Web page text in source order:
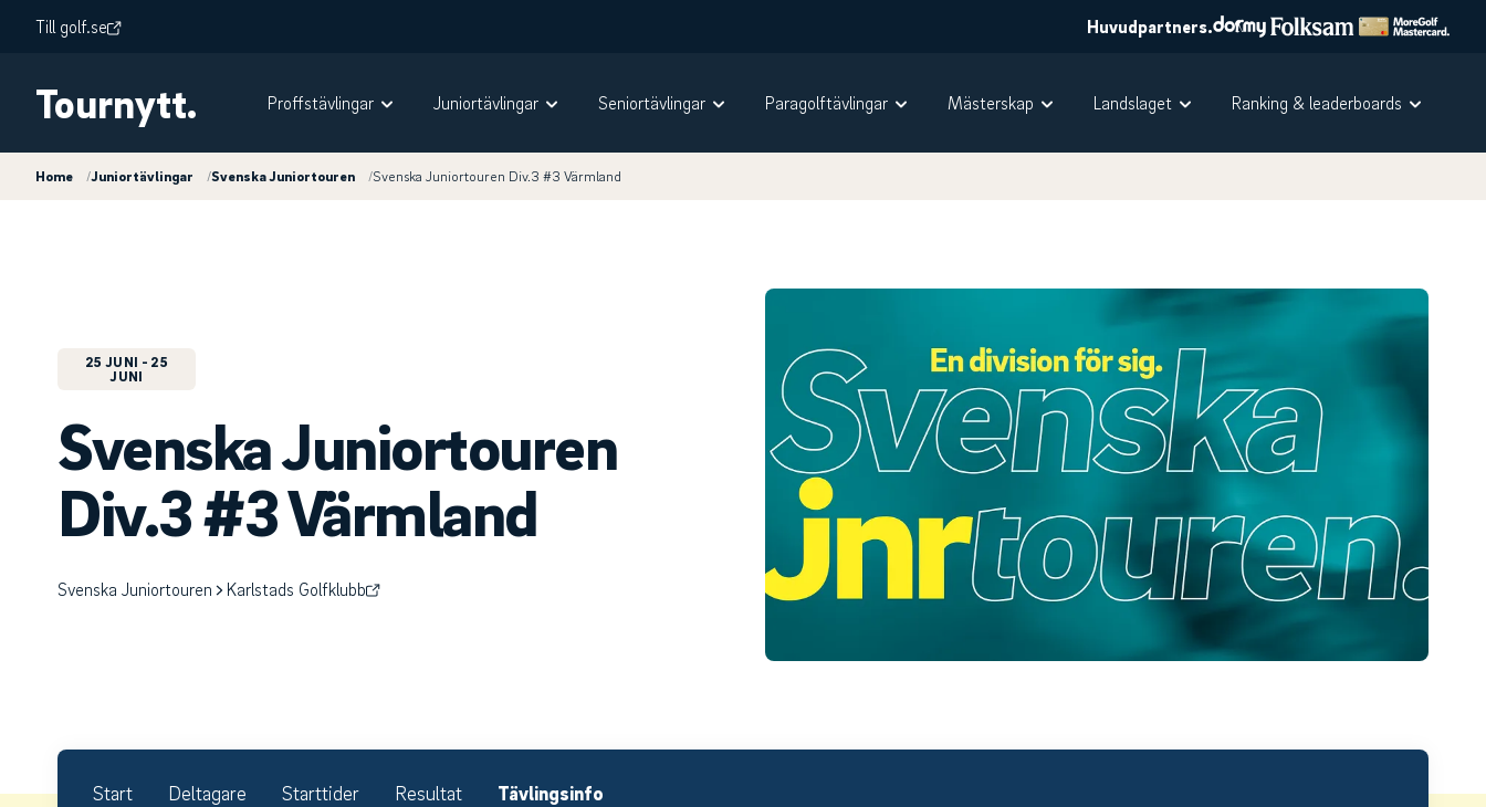
Till golf.se Huvudpartners.
Tournytt. Proffstävlingar Juniortävlingar Seniortävlingar Paragolftävlingar Mästerskap Landslaget Ranking & leaderboards
Home /Juniortävlingar /Svenska Juniortouren /Svenska Juniortouren Div.3 #3 Värmland
25 JUNI - 25
JUNI
Svenska Juniortouren
Div.3 #3 Värmland
Svenska Juniortouren Karlstads Golfklubb
Start Deltagare Starttider Resultat Tävlingsinfo